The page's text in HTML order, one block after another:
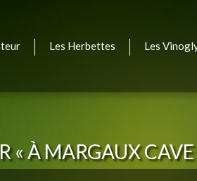
Les Herbettes Les
À MARGAUX CAVE